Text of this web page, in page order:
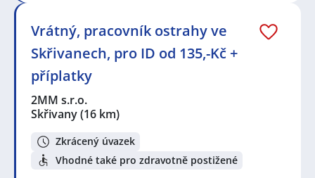
Vrátný, pracovník ostrahy ve
Skřivanech, pro ID od 135,-Kč +
příplatky
2MM s.r.o.
Skřivany(16 km)
Zkrácený úvazek
Vhodné také pro zdravotně postižené